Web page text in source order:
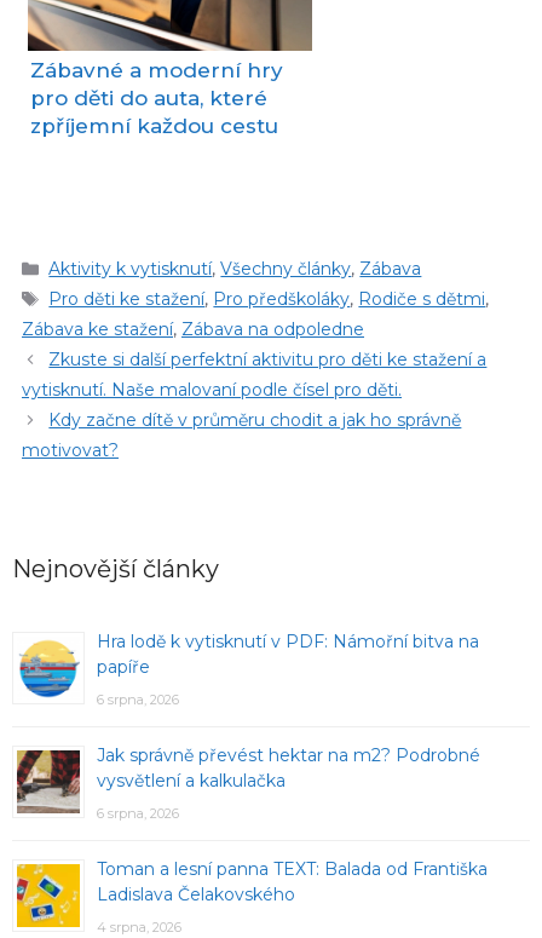
Zábavné a moderní hry
pro děti do auta, které
zpříjemní každou cestu
Rubriky
Aktivity k vytisknutí,Všechny články, Zábava
Štítky
Pro děti ke stažení, Pro předškoláky, Rodiče s dětmi,
Zábava ke stažení, Zábava na odpoledne
Zkuste si další perfektní aktivitu pro děti ke stažení a
vytisknutí. Naše malovaní podle čísel pro děti.
Kdy začne dítě v průměru chodit a jak ho správně
motivovat?
Nejnovější články
Hra lodě k vytisknutí v PDF: Námořní bitva na
papíře
6 srpna, 2026
Jak správně převést hektar na m2? Podrobné
vysvětlení a kalkulačka
6 srpna, 2026
Toman a lesní panna TEXT: Balada od Františka
Ladislava Čelakovského
4 srpna, 2026